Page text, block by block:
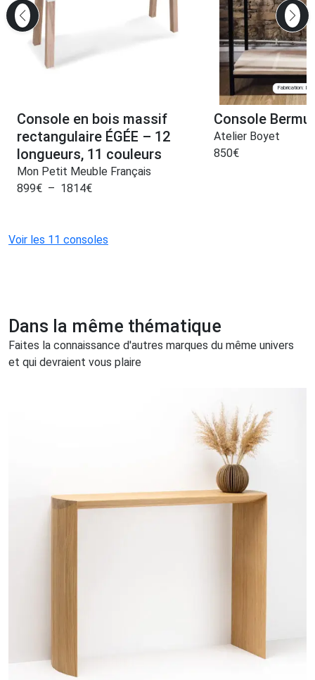
Console en bois massif
rectangulaire ÉGÉE – 12
longueurs, 11 couleurs
Mon Petit Meuble Français
899€ – 1814€
Fabrication:
Console
Atelier Boyet
850€
Voir les 11 consoles
Dans la même thématique
Faites la connaissance d'autres marques du même univers
et qui devraient vous plaire